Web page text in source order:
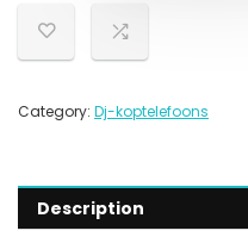
Category: Dj-koptelefoons
Description